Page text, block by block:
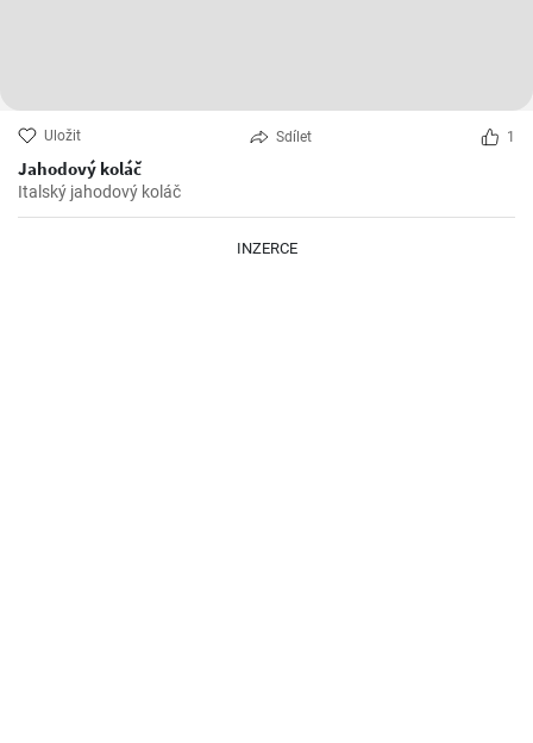
Uložit Sdílet 1
Jahodový koláč
Italský jahodový koláč
INZERCE